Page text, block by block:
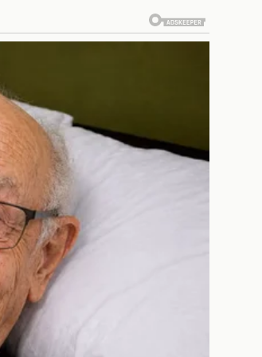
ver cómo se desenvuelven
clave que han contribuido a la
es el principal involucrado,
tiene su propio papel en esta historia.
y la camaradería, lo que
teorías sobre el complot. Algunas de
ganar más protagonismo.